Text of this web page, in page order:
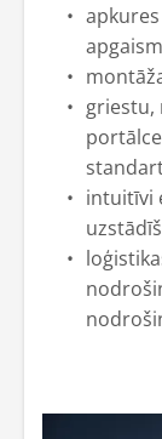
griestu,
intuitīvi